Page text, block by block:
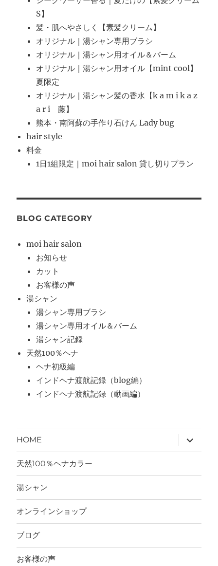
S】
髪・肌へやさしく【素髪クリーム】
オリジナル｜湯シャン専用ブラシ
オリジナル｜湯シャン用オイル＆バーム
オリジナル｜湯シャン用オイル【mint cool】
夏限定
オリジナル｜湯シャン髪の香水【k a m i k a z
a r i 藤】
熊本・南阿蘇の手作り石けん Lady bug
hair style
料金
1日1組限定｜moi hair salon 貸し切りプラン
BLOG CATEGORY
moi hair salon
お知らせ
カット
お客様の声
湯シャン
湯シャン専用ブラシ
湯シャン専用オイル＆バーム
湯シャン記録
天然100％ヘナ
ヘナ初級編
インドヘナ渡航記録（blog編）
インドヘナ渡航記録（動画編）
HOME
サ
ブ
メ
ー
開
天然100％ヘナカラー
湯シャン
オンラインショップ
ブログ
お客様の声